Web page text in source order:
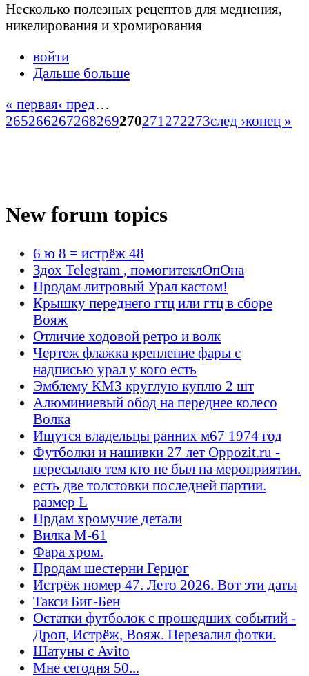
Несколько полезных рецептов для меднения,
никелирования и хромирования
войти
Дальше больше
« первая‹ пред…
265266267268269270271 272273след ›конец »
New forum topics
6 ю 8 = истрёж 48
Здох Telegram , помогитеклОпОна
Продам литровый Урал кастом!
Крышку переднего гтц или гтц в сборе
Вояж
Отличие ходовой ретро и волк
Чертеж флажка крепление фары с
надписью урал у кого есть
Эмблему КМЗ круглую куплю 2 шт
Алюминиевый обод на переднее колесо
Волка
Ищутся владельцы ранних м67 1974 год
Футболки и нашивки 27 лет Oppozit.ru -
пересылаю тем кто не был на мероприятии.
есть две толстовки последней партии.
размер L
Прдам хромучие детали
Вилка М-61
Фара хром.
Продам шестерни Герцог
Истрёж номер 47. Лето 2026. Вот эти даты
Такси Биг-Бен
Остатки футболок с прошедших событий -
Дроп, Истрёж, Вояж. Перезалил фотки.
Шатуны с Avito
Мне сегодня 50...